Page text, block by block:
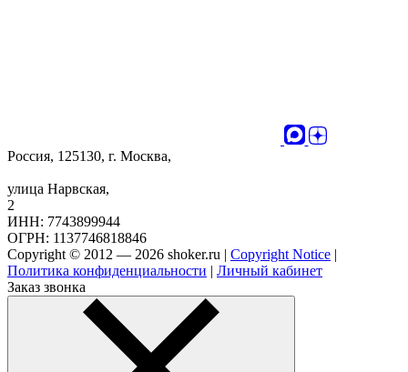
Россия, 125130, г. Москва,
улица Нарвская,
2
ИНН: 7743899944
ОГРН: 1137746818846
Copyright © 2012 — 2026 shoker.ru | Copyright Notice |
Политика конфиденциальности | Личный кабинет
Заказ звонка